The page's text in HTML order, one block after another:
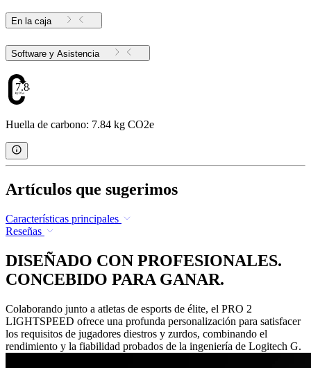
En la caja
Software y Asistencia
7.84
Huella de carbono: 7.84 kg CO2e
Artículos que sugerimos
Características principales
Reseñas
DISEÑADO CON PROFESIONALES.
CONCEBIDO PARA GANAR.
Colaborando junto a atletas de esports de élite, el PRO 2
LIGHTSPEED ofrece una profunda personalización para satisfacer
los requisitos de jugadores diestros y zurdos, combinando el
rendimiento y la fiabilidad probados de la ingeniería de Logitech G.